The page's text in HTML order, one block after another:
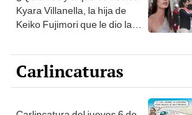
Kyara Villanella, la hija de
Keiko Fujimori que le dio la
Carlincaturas